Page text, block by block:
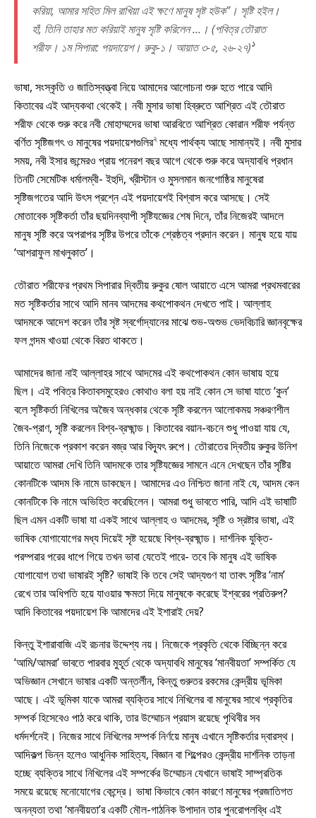
করিয়া, আমার সহিত মিল রাখিয়া এই ক্ষণে মানুষ সৃষ্ট হউক”। সৃষ্টি হইল।
হাঁ, তিনি তাহার মত করিয়াই মানুষ সৃষ্টি করিলেন …। (পবিত্র তৌরাত
শরীফ। ১ম সিপারা: পয়দায়েশ। রুকু-১। আয়াত ৩-৫, ২৬-২৭)১
ভাষা, সংস্কৃতি ও জাতিস্বত্ত্বা নিয়ে আমাদের আলোচনা শুরু হতে পারে আদি
কিতাবের এই আদ্যকথা থেকেই। নবী মুসার ভাষা হিব্রুতে আশ্রিত এই তৌরাত
শরীফ থেকে শুরু করে নবী মোহাম্মদের ভাষা আরবিতে আশ্রিত কোরান শরীফ পর্যন্ত
বর্ণিত সৃষ্টিজগৎ ও মানুষের পয়দায়েশগুলির২ মধ্যে পার্থক্য আছে সামান্যই। নবী মুসার
সময়, নবী ইসার জন্মেরও প্রায় পনেরশ বছর আগে থেকে শুরু করে অদ্যাবধি প্রধান
তিনটি সেমেটিক ধর্মালম্বী- ইহুদি, খ্রীস্টান ও মুসলমান জনগোষ্ঠির মানুষেরা
সৃষ্টিজগতের আদি উৎস প্রশ্নে এই পয়দায়েশই বিশ্বাস করে আসছে। সেই
মোতাবেক সৃষ্টিকর্তা তাঁর ছয়দিনব্যাপী সৃষ্টিযজ্ঞের শেষ দিনে, তাঁর নিজেরই আদলে
মানুষ সৃষ্টি করে অপরাপর সৃষ্টির উপরে তাঁকে শ্রেষ্ঠত্ব প্রদান করেন। মানুষ হয়ে যায়
‘আশরাফুল মাখলুকাত’।
তৌরাত শরীফের প্রথম সিপারার দ্বিতীয় রুকুর ষোল আয়াতে এসে আমরা প্রথমবারের
মত সৃষ্টিকর্তার সাথে আদি মানব আদমের কথপোকথন দেখতে পাই। আল্লাহ
আদমকে আদেশ করেন তাঁর সৃষ্ট স্বর্গোদ্যানের মাঝে শুভ-অশুভ ভেদবিচারি জ্ঞানবৃক্ষের
ফল গন্দম খাওয়া থেকে বিরত থাকতে।
আমাদের জানা নাই আল্লাহর সাথে আদমের এই কথপোকথন কোন ভাষায় হয়ে
ছিল। এই পবিত্র কিতাবসমুহেরও কোথাও বলা হয় নাই কোন সে ভাষা যাতে ‘কুন’
বলে সৃষ্টিকর্তা নিখিলের অজৈব অন্ধকার থেকে সৃষ্টি করলেন আলোকময় সঞ্চরণশীল
জৈব-প্রাণ, সৃষ্টি করলেন বিশ্ব-ব্রহ্মান্ড। কিতাবের বয়ান-বচনে শুধু পাওয়া যায় যে,
তিনি নিজেকে প্রকাশ করেন বজ্র আর বিদ্যূৎ রুপে। তৌরাতের দ্বিতীয় রুকুর উনিশ
আয়াতে আমরা দেখি তিনি আদমকে তার সৃষ্টিযজ্ঞের সামনে এনে দেখছেন তাঁর সৃষ্টির
কোনটিকে আদম কি নামে ডাকছেন। আমাদের এও নিশ্চিত জানা নাই যে, আদম কেন
কোনটিকে কি নামে অভিহিত করেছিলেন। আমরা শুধু ভাবতে পারি, আদি এই ভাষাটি
ছিল এমন একটি ভাষা যা একই সাথে আল্লাহ ও আদমের, সৃষ্টি ও স্রষ্টার ভাষা, এই
ভাষিক যোগাযোগের মধ্য দিয়েই সৃষ্ট হয়েছে বিশ্ব-ব্রহ্মান্ড। দার্শনিক যুক্তি-
পরম্পরার পরের ধাপে গিয়ে তখন ভাবা যেতেই পারে- তবে কি মানুষ এই ভাষিক
যোগাযোগ তথা ভাষারই সৃষ্টি? ভাষাই কি তবে সেই আদ্যগুণ যা তাবৎ সৃষ্টির ‘নাম’
রেখে তার অধিপতি হয়ে যাওয়ার ক্ষমতা দিয়ে মানুষকে করেছে ইশ্বরের প্রতিরুপ?
আদি কিতাবের পয়দায়েশ কি আমাদের এই ইশারাই দেয়?
কিন্তু ইশারাবাজি এই রচনার উদ্দেশ্য নয়। নিজেকে প্রকৃতি থেকে বিচ্ছিন্ন করে
‘আমি/আমরা’ ভাবতে পারবার মুহূর্ত থেকে অদ্যাবধি মানুষের ‘মানবীয়তা’ সম্পর্কিত যে
অভিজ্ঞান সেখানে ভাষার একটি অন্তর্লীন, কিন্তু গুরুতর রকমের কেন্দ্রীয় ভূমিকা
আছে। এই ভূমিকা যাকে আমরা ব্যক্তির সাথে নিখিলের বা মানুষের সাথে প্রকৃতির
সম্পর্ক হিসেবেও পাঠ করে থাকি, তার উম্মোচন প্রয়াস রয়েছে পৃথিবীর সব
ধর্মদর্শনেই। নিজের সাথে নিখিলের সম্পর্ক নির্ণয়ে মানুষ এখানে সৃষ্টিকর্তার দ্বারস্থ।
আদিকল্প ভিন্ন হলেও আধুনিক সাহিত্য, বিজ্ঞান বা শিল্পেরও কেন্দ্রীয় দার্শনিক তাড়না
হচ্ছে ব্যক্তির সাথে নিখিলের এই সম্পর্কের উম্মোচন যেখানে ভাষাই সাম্প্রতিক
সময়ে রয়েছে মনোযোগের কেন্দ্রে। ভাষা কিভাবে কোন কারণে মানুষের প্রজাতিগত
অনন্যতা তথা ‘মানবীয়তা’র একটি মৌল-গাঠনিক উপাদান তার পুনরোপলব্ধি এই